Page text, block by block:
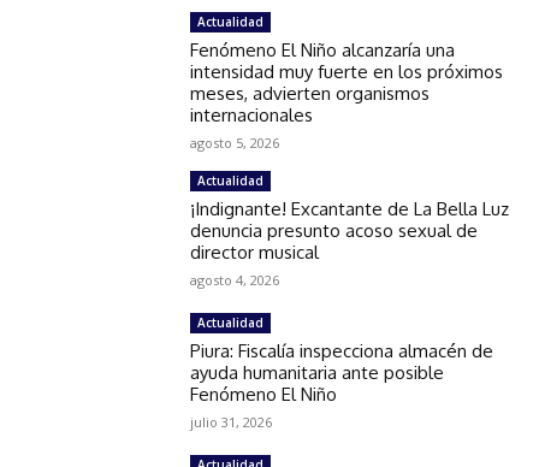
Actualidad
Fenómeno El Niño alcanzaría una
intensidad muy fuerte en los próximos
meses, advierten organismos
internacionales
agosto 5, 2026
Actualidad
¡Indignante! Excantante de La Bella Luz
denuncia presunto acoso sexual de
director musical
agosto 4, 2026
Actualidad
Piura: Fiscalía inspecciona almacén de
ayuda humanitaria ante posible
Fenómeno El Niño
julio 31, 2026